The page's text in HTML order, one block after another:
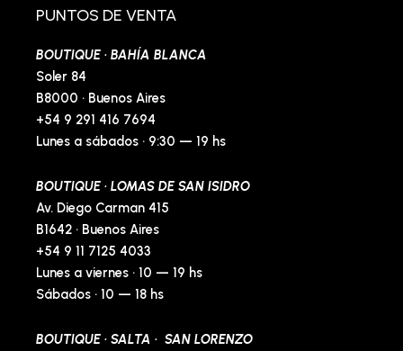
o
k
f
PUNTOS DE VENTA
BOUTIQUE · BAHÍA BLANCA
Soler 84
B8000 · Buenos Aires
+54 9 291 416 7694
Lunes a sábados · 9:30 — 19 hs
BOUTIQUE · LOMAS DE SAN ISIDRO
Av. Diego Carman 415
B1642 · Buenos Aires
+54 9 11 7125 4033
Lunes a viernes · 10 — 19 hs
Sábados · 10 — 18 hs
BOUTIQUE · SALTA · SAN LORENZO